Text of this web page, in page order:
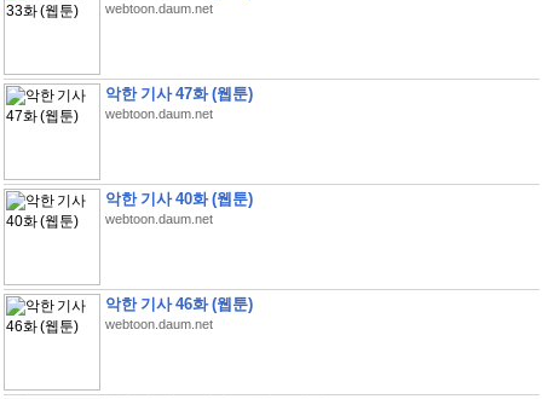
webtoon.daum.net
악한 기사 47화 (웹툰)
webtoon.daum.net
악한 기사 40화 (웹툰)
webtoon.daum.net
악한 기사 46화 (웹툰)
webtoon.daum.net